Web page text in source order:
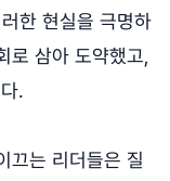
한 현실을 극명하
로 삼아 도약했고,
.
끄는 리더들은 질